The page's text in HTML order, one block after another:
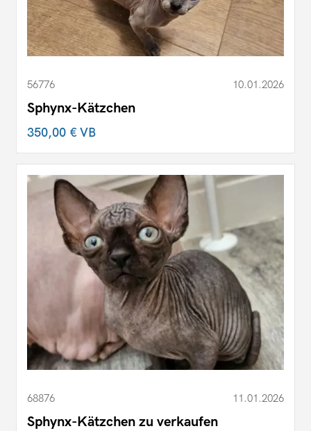
56776 10.01.2026
Sphynx-Kätzchen
350,00 €VB
68876 11.01.2026
Sphynx-Kätzchen zu verkaufen